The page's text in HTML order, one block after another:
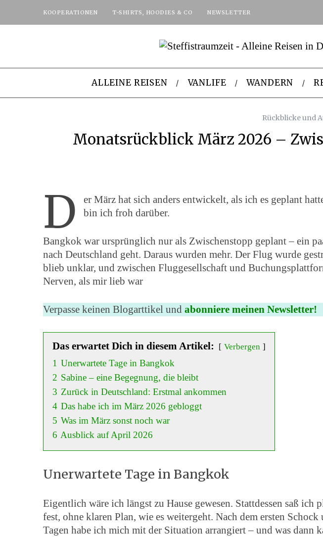
KOOPERATIONEN T-SHIRTS, HOODIES & CO NEWSLETTER
ALLEINE REISEN VANLIFE WANDERN
Rückblicke und
Monatsrückblick März 2026 –
D
er März hat sich anders entwickelt, als ich es geplant
bin ich froh darüber.
Bangkok war ursprünglich nur als Zwischenstopp geplant – ein
nach Deutschland geht. Daraus wurden mehr. Der Flug wurde
blieb unklar, und zwischen Fluggesellschaft und
Nerven, als mir lieb war
Verpasse keinen Blogarttikel und abonniere meinen Newsletter!
Das erwartet Dich in diesem Artikel: Verbergen
1 Unerwartete Tage in Bangkok
2 Sabine – eine Begegnung, die bleibt
3 Zurück in Deutschland: Erstmal ankommen
4 Das habe ich im März 2026 gebloggt
5 Was im März sonst noch war
6 Ausblick auf April 2026
Unerwartete Tage in Bangkok
Eigentlich wäre ich längst zu Hause gewesen. Stattdessen saß
fest, ohne klaren Plan, wie es weitergeht. Nach dem ersten
Tagen habe ich mich mit der Situation arrangiert – und was dann